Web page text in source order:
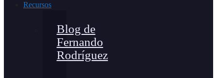
Recursos
Blog de
Fernando
Rodríguez